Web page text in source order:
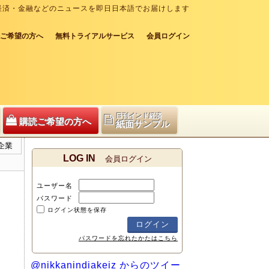
・金融などのニュースを即日日本語でお届けします
希望の方へ 無料トライアルサービス 会員ログイン
購読ご希望の方へ
日刊インド経済
紙面サンプル
業
LOG IN 会員ログイン
ユーザー名
パスワード
ログイン状態を保存
パスワードを忘れたかたはこちら
@nikkanindiakeiz からのツイー